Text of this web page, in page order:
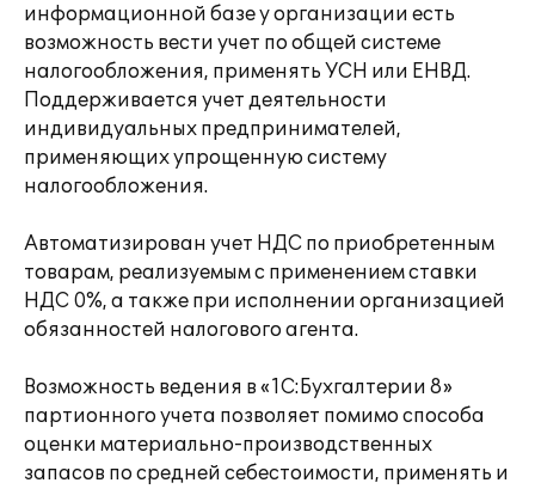
информационной базе у организации есть
возможность вести учет по общей системе
налогообложения, применять УСН или ЕНВД.
Поддерживается учет деятельности
индивидуальных предпринимателей,
применяющих упрощенную систему
налогообложения.
Автоматизирован учет НДС по приобретенным
товарам, реализуемым с применением ставки
НДС 0%, а также при исполнении организацией
обязанностей налогового агента.
Возможность ведения в «1С:Бухгалтерии 8»
партионного учета позволяет помимо способа
оценки материально-производственных
запасов по средней себестоимости, применять и